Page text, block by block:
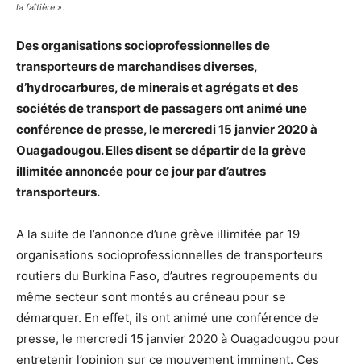
la faîtière ».
Des organisations socioprofessionnelles de
transporteurs de marchandises diverses,
d’hydrocarbures, de minerais et agrégats et des
sociétés de transport de passagers ont animé une
conférence de presse, le mercredi 15 janvier 2020 à
Ouagadougou. Elles disent se départir de la grève
illimitée annoncée pour ce jour par d’autres
transporteurs.
A la suite de l’annonce d’une grève illimitée par 19
organisations socioprofessionnelles de transporteurs
routiers du Burkina Faso, d’autres regroupements du
même secteur sont montés au créneau pour se
démarquer. En effet, ils ont animé une conférence de
presse, le mercredi 15 janvier 2020 à Ouagadougou pour
entretenir l’opinion sur ce mouvement imminent. Ces